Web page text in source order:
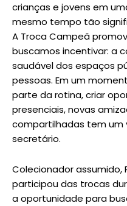
crianças e jovens em
mesmo tempo tão
A Troca Campeã
buscamos incentivar: a
saudável dos espaços
pessoas. Em um
parte da rotina, criar
presenciais, novas
compartilhadas tem um
secretário.
Colecionador
participou das trocas
a oportunidade para